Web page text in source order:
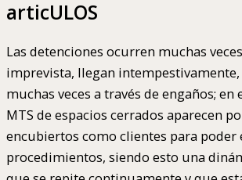
articULOS
Las detenciones ocurren muchas
imprevista, llegan intempestivamente,
muchas veces a través de engaños; en
MTS de espacios cerrados aparecen
encubiertos como clientes para poder
procedimientos, siendo esto una